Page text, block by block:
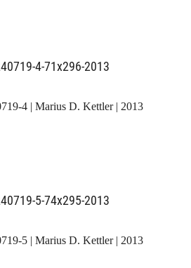
4 | Marius D. Kettler | 2013
5 | Marius D. Kettler | 2013